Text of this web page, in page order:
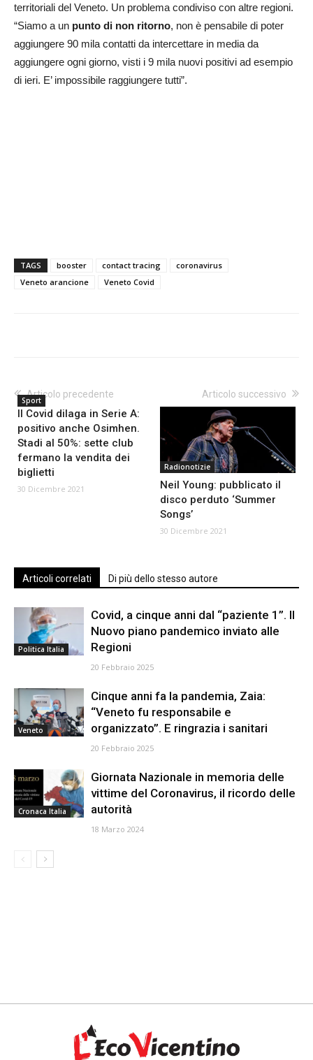
territoriali del Veneto. Un problema condiviso con altre regioni.
“Siamo a un punto di non ritorno, non è pensabile di poter
aggiungere 90 mila contatti da intercettare in media da
aggiungere ogni giorno, visti i 9 mila nuovi positivi ad esempio
di ieri. E’ impossibile raggiungere tutti”.
TAGS booster contact tracing
coronavirus
Veneto arancione
Veneto Covid
Articolo precedente
Sport
Il Covid dilaga in Serie A:
positivo anche Osimhen.
Stadi al 50%: sette club
fermano la vendita dei
biglietti
30 Dicembre 2021
Articolo successivo
Radionotizie
Neil Young: pubblicato il
disco perduto ‘Summer
Songs’
30 Dicembre 2021
Articoli correlati Di più dello stesso autore
Politica Italia
Covid, a cinque anni dal “paziente 1”. Il
Nuovo piano pandemico inviato alle
Regioni
20 Febbraio 2025
Veneto
Cinque anni fa la pandemia, Zaia:
“Veneto fu responsabile e
organizzato”. E ringrazia i sanitari
20 Febbraio 2025
Cronaca Italia
Giornata Nazionale in memoria delle
vittime del Coronavirus, il ricordo delle
autorità
18 Marzo 2024